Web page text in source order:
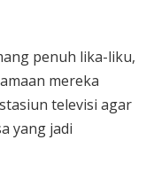
penuh lika-liku,
mereka
televisi agar
yang jadi